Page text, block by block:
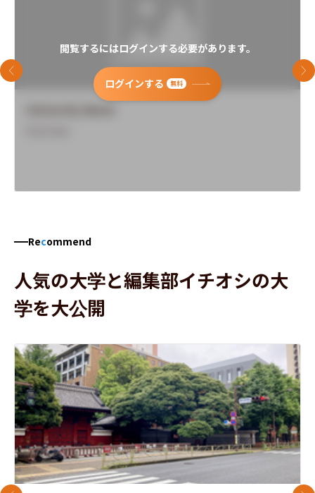
閲覧するにはログインする必要があります。
ログインする 無料
前のスライド 次
Recommend
人気の大学と編集部イチオシの大
学を大公開